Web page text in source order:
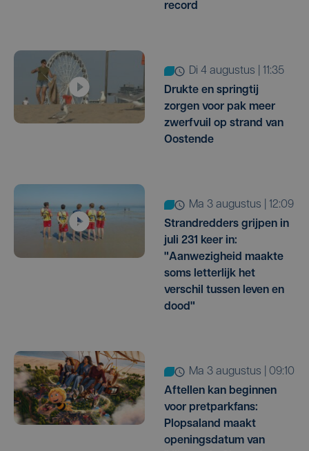
record
di 4 augustus | 11:35
Drukte en springtij
zorgen voor pak meer
zwerfvuil op strand van
Oostende
ma 3 augustus | 12:09
Strandredders grijpen in
juli 231 keer in:
"Aanwezigheid maakte
soms letterlijk het
verschil tussen leven en
dood"
ma 3 augustus | 09:10
Aftellen kan beginnen
voor pretparkfans:
Plopsaland maakt
openingsdatum van